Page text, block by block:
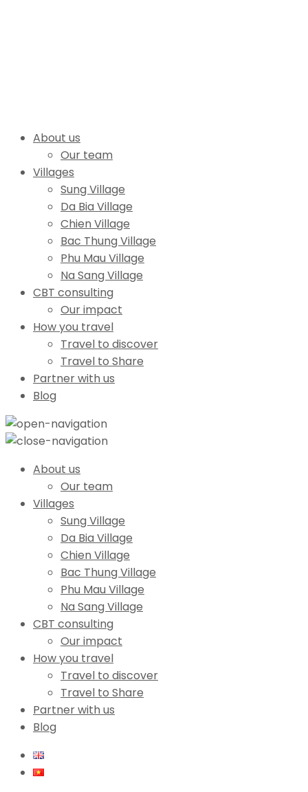
About us
Our team
Villages
Sung Village
Da Bia Village
Chien Village
Bac Thung Village
Phu Mau Village
Na Sang Village
CBT consulting
Our impact
How you travel
Travel to discover
Travel to Share
Partner with us
Blog
About us
Our team
Villages
Sung Village
Da Bia Village
Chien Village
Bac Thung Village
Phu Mau Village
Na Sang Village
CBT consulting
Our impact
How you travel
Travel to discover
Travel to Share
Partner with us
Blog